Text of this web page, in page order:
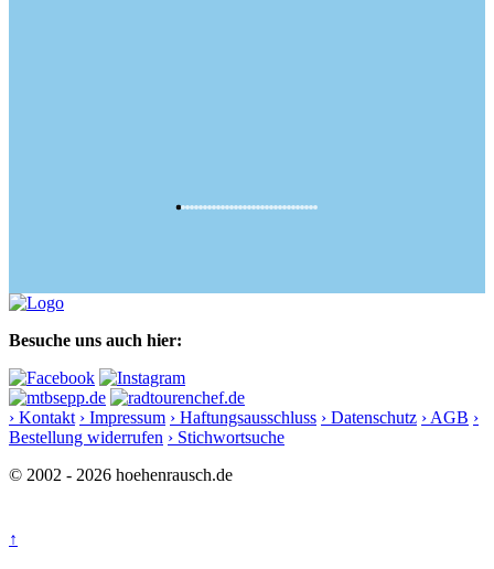
Besuche uns auch hier:
› Kontakt › Impressum › Haftungsausschluss › Datenschutz › AGB ›
Bestellung widerrufen › Stichwortsuche
© 2002 - 2026 hoehenrausch.de
↑